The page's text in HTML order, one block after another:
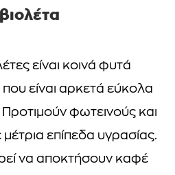
είναι κοινά φυτά
είναι αρκετά εύκολα
φωτεινούς και
επίπεδα υγρασίας.
να αποκτήσουν καφέ